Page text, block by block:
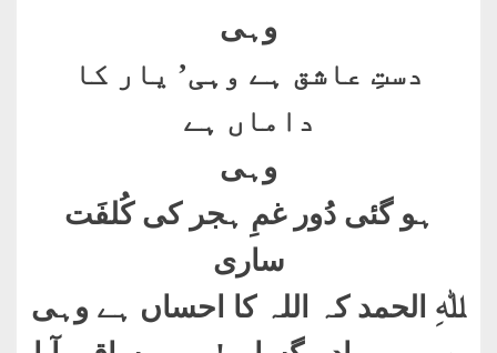
وہی
دستِ عاشق ہے وہی’ یار کا
داماں ہے
وہی
ہو گئی دُور غمِ ہجر کی کُلفَت
ساری
ﷲِ الحمد کہ اللہ کا احساں ہے وہی